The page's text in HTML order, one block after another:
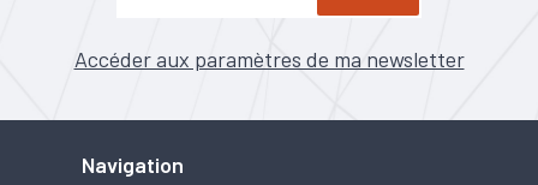
Accéder aux paramètres de ma newsletter
Navigation